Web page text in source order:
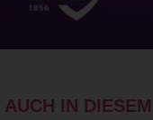
AUCH IN